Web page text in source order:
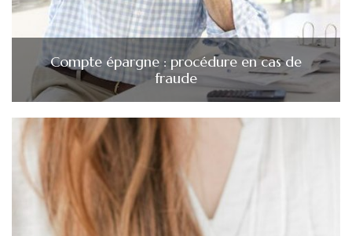
Compte épargne : procédure en cas de
fraude